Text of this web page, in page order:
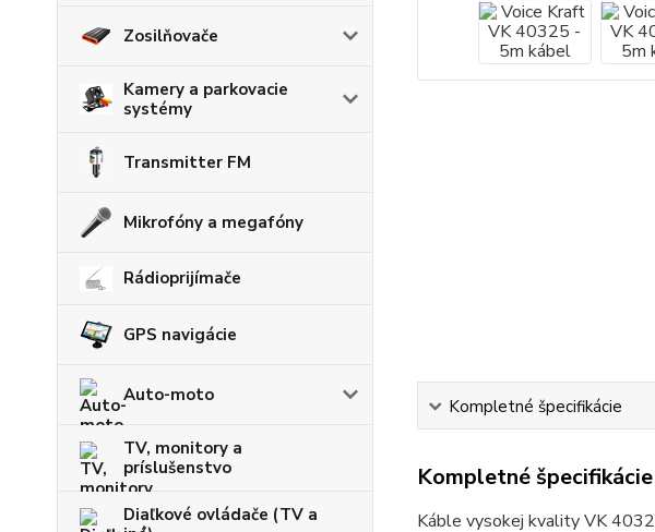
Zosilňovače
Kamery a parkovacie
systémy
Transmitter FM
Mikrofóny a megafóny
Rádioprijímače
GPS navigácie
Auto-moto
TV, monitory a
príslušenstvo
Diaľkové ovládače (TV a
Kompletné špecifikácie
Kompletné špecifikácie
Káble vysokej kvality VK